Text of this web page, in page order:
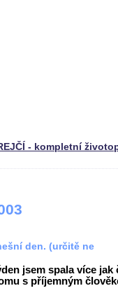
- kompletní
den. (určitě ne
jsem spala více jak
s příjemným